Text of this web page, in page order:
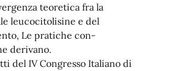
teoretica fra la
leucocitolisine e del
Le pratiche con-
derivano.
del IV Congresso Italiano di